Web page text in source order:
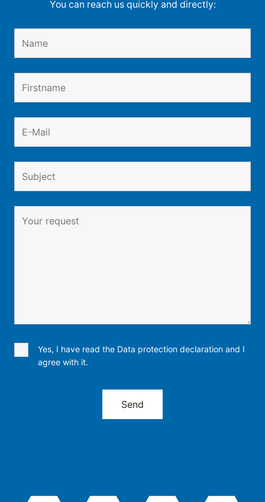
You can reach us quickly and directly:
Yes, I have read the Data protection declaration and I
agree with it.